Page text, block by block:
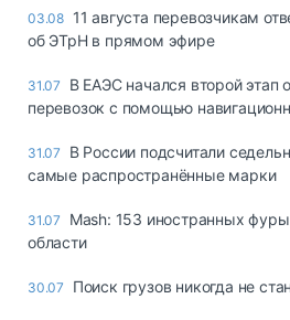
03.08 11 августа перевозчикам
об ЭТрН в прямом эфире
31.07
В ЕАЭС начался второй этап
перевозок с помощью
31.07
В России подсчитали
самые распространённые марки
31.07
Mash: 153 иностранных
области
30.07 Поиск грузов никогда не